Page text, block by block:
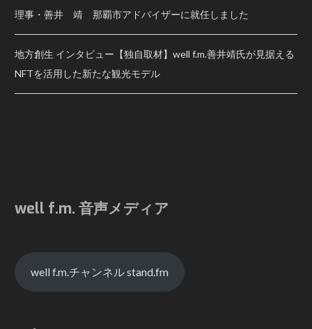
理事・善井 靖 那覇市アドバイザーに就任しました
地方創生 インタビュー【独自取材】well f.m.善井靖氏が見据える
NFTを活用した新たな観光モデル
well f.m. 音声メディア
well f.m.チャンネル stand.fm